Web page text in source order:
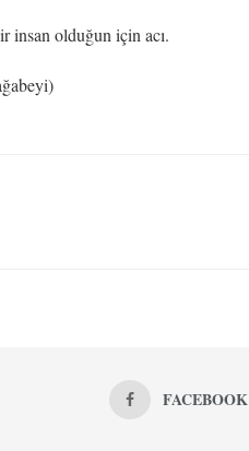
insan olduğun için acı.
FACEBOOK